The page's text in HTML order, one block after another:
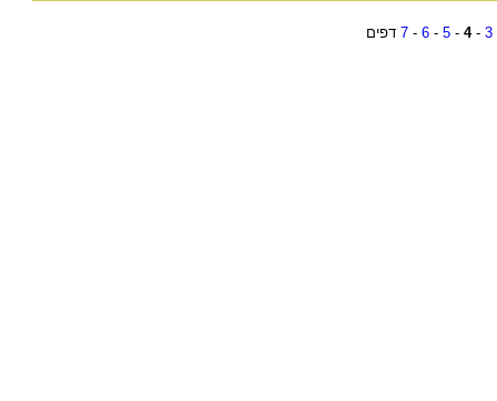
3
-
4
-
5
-
6
-
7 דפים